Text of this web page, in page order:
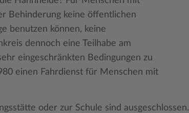
Behinderung keine öffentlichen
benutzen können, keine
dennoch eine Teilhabe am
eingeschränkten Bedingungen zu
einen Fahrdienst für Menschen mit
oder zur Schule sind ausgeschlossen.